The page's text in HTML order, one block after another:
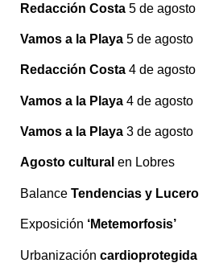
Redacción Costa 5 de agosto
Vamos a la Playa 5 de agosto
Redacción Costa 4 de agosto
Vamos a la Playa 4 de agosto
Vamos a la Playa 3 de agosto
Agosto cultural en Lobres
Balance Tendencias y Lucero
Exposición ‘Metemorfosis’
Urbanización cardioprotegida